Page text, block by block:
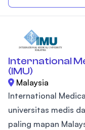
International
(IMU)
Malaysia
International
universitas medis
paling mapan